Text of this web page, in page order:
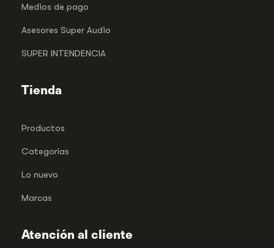
Medios de pago
Asesores Super Audio
SUPER INTENDENCIA
Tienda
Productos
Categorías
Lo nuevo
Marcas
Atención al cliente